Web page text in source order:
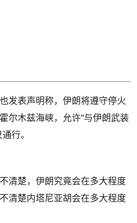
发表声明称，伊朗将遵守停火
尔木兹海峡，允许“与伊朗武装
行。
清楚，伊朗究竟会在多大程度
清楚内塔尼亚胡会在多大程度